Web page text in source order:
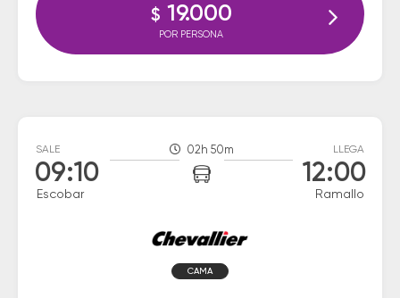
$ 19.000
POR PERSONA
SALE
09:10
Escobar
02h 50m LLEGA
12:00
Ramallo
CAMA